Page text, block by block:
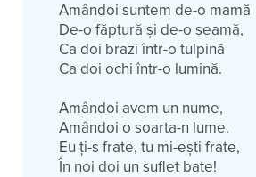
Amândoi suntem de-o mamă
De-o făptură și de-o seamă,
Ca doi brazi într-o tulpină
Ca doi ochi într-o lumină.
Amândoi avem un nume,
Amândoi o soarta-n lume.
Eu ți-s frate, tu mi-ești frate,
În noi doi un suflet bate!